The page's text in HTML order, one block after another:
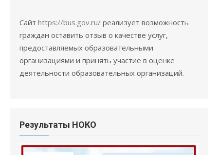
Сайт https://bus.gov.ru/ реализует возможность
граждан оставить отзыв о качестве услуг,
предоставляемых образовательными
организациями и принять участие в оценке
деятельности образовательных организаций.
Результаты НОКО